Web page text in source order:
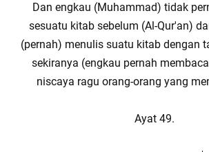
Dan engkau (Muhammad) tidak
sesuatu kitab sebelum (Al-Qur'an)
(pernah) menulis suatu kitab dengan
sekiranya (engkau pernah
niscaya ragu orang-orang yang
Ayat 49.